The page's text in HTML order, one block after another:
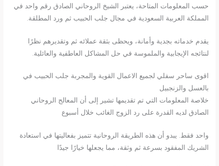
حسب المعلومات المتاحة، يعتبر الشيخ الروحاني الصادق رقم واحد في
المملكة العربية السعودية في مجال جلب الحبيب ثم ورد المطلقة.
يقدم خدماته بجدية وأمانة، ويحظى بثقة عملائه ثم وتقديرهم نظرًا
لنتائجه الإيجابية والملموسة في حل المشاكل العاطفية والعائلية.
اقوى ساحر سفلي لجميع الاعمال القوية والمجربة جلب الحبيب في
بالعسل والزنجبيل
خلاصة المعلومات التي تم تقديمها تشير إلى أن المعالج الروحاني
الصادق لديه القدرة على رد الزوج الغائب خلال أسبوع
واحد فقط. يبدو أن هذه الطريقة الروحانية تتميز بفعاليتها في استعادة
الشريك المفقود بسرعة ثم وثقة، مما يجعلها خيارًا جيدًا